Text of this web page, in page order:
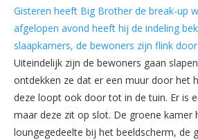
Gisteren heeft Big Brother de break-up
afgelopen avond heeft hij de indeling
slaapkamers, de bewoners zijn flink
Uiteindelijk zijn de bewoners gaan
ontdekken ze dat er een muur door het
deze loopt ook door tot in de tuin. Er is
maar deze zit op slot. De groene
loungegedeelte bij het beeldscherm, de